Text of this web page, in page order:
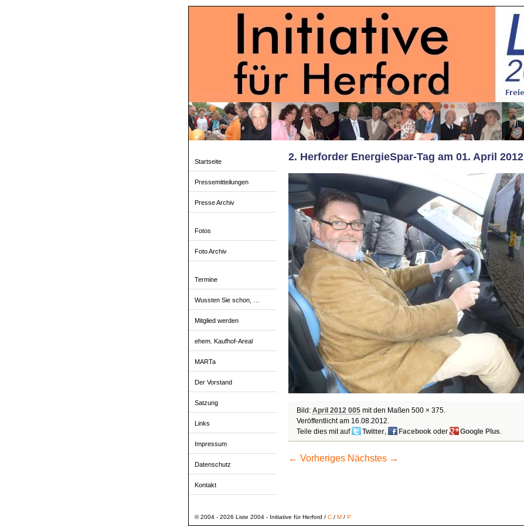
Startseite
Pressemitteilungen
Presse Archiv
Fotos
Foto Archiv
Termine
Wussten Sie schon, …
Mitglied werden
ehem. Kaufhof-Areal
MARTa
Der Vorstand
Satzung
Links
Impressum
Datenschutz
Kontakt
2. Herforder EnergieSpar-Tag am 01. April 2012
Bild: April 2012 005mit den Maßen 500 × 375.
Veröffentlicht am 16.08.2012.
Teile dies mit auf
Twitter, Facebookoder Google Plus.
← Vorheriges Nächstes →
© 2004 - 2026 Liste 2004 - Initiative für Herford / C/ M/ P